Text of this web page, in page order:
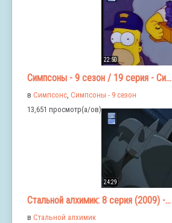
22:50
Симпсоны - 9 сезон / 19 серия - Си...
в Симпсонс Симпсоны - 9 сезон
13,651 просмотр(а/ов)
24:29
Стальной алхимик: 8 серия (2009) -...
в Стальной алхимик